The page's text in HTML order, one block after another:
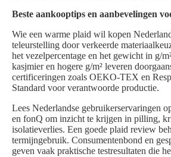
Beste aankooptips en aanbevelingen
Wie een warme plaid wil kopen
teleurstelling door verkeerde
het vezelpercentage en het gewicht in g/
kasjmier en hogere g/m² leveren
certificeringen zoals OEKO-TEX en
Standard voor verantwoorde productie.
Lees Nederlandse gebruikerservaringen
en fonQ om inzicht te krijgen in pilling,
isolatieverlies. Een goede plaid review
termijngebruik. Consumentenbond en
geven vaak praktische testresultaten die